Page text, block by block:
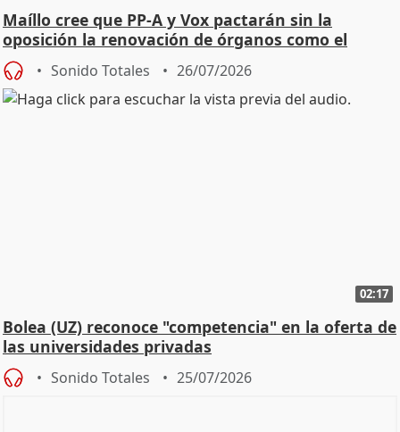
Maíllo cree que PP-A y Vox pactarán sin la
oposición la renovación de órganos como el
Defensor
Sonido Totales 26/07/2026
02:17
Bolea (UZ) reconoce "competencia" en la oferta de
las universidades privadas
Sonido Totales 25/07/2026